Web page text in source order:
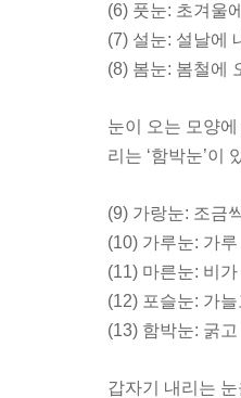
(6) 풋눈: 초겨울
(7) 설눈: 설날에
(8) 봄눈: 봄철에
눈이 오는 모양
리는 ‘함박눈’이
(9) 가랑눈: 조금
(10) 가루눈: 가
(11) 마른눈: 비
(12) 포슬눈: 가
(13) 함박눈: 굵
갑자기 내리는 눈